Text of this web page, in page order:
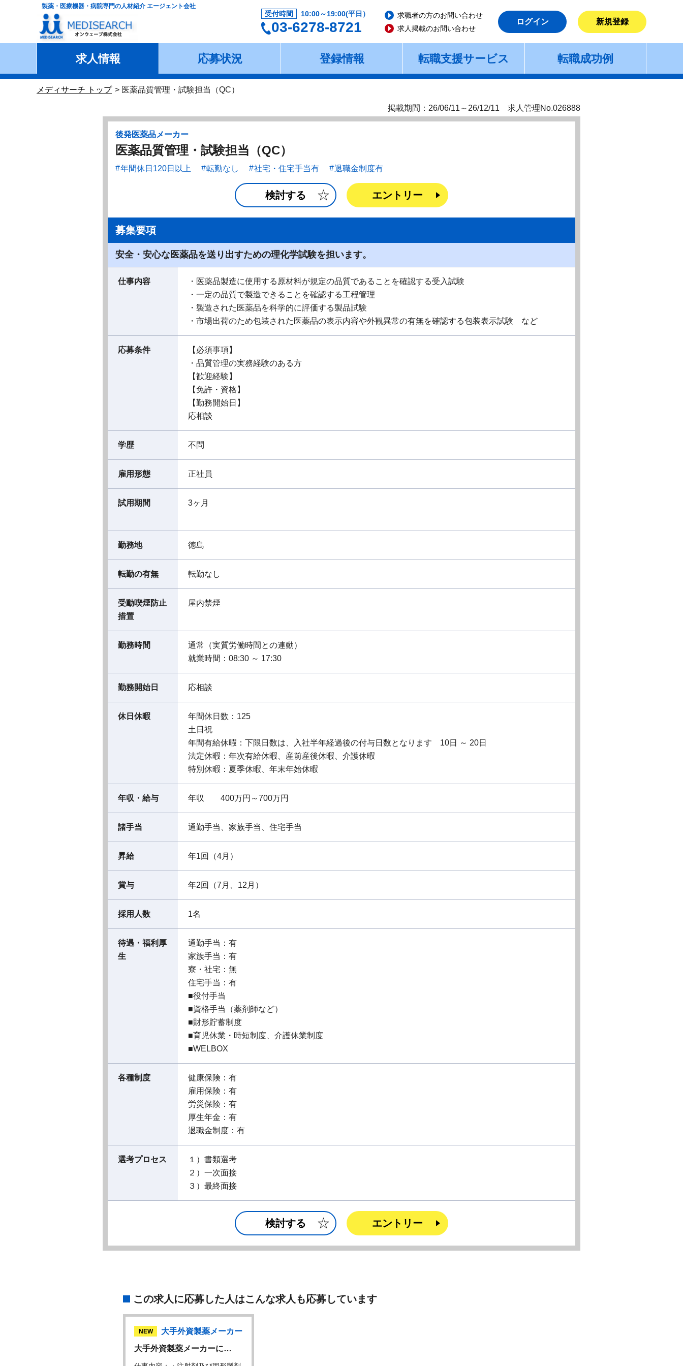
製薬・医療機器・病院専門の人材紹介 エージェント会社
受付時間 10:00～19:00(平日）
03-6278-8721
求職者の方のお問い合わせ
求人掲載のお問い合わせ
ログイン 新規登録
求人情報 応募状況 登録情報 転職支援サービス 転職成功例
メディサーチ トップ 医薬品質管理・試験担当（QC）
掲載期間：26/06/11～26/12/11 求人管理No.026888
後発医薬品メーカー
医薬品質管理・試験担当（QC）
年間休日120日以上 転勤なし 社宅・住宅手当有 退職金制度有
検討する エントリー
募集要項
安全・安心な医薬品を送り出すための理化学試験を担います。
仕事内容
・医薬品製造に使用する原材料が規定の品質であることを確認する受入試験
・一定の品質で製造できることを確認する工程管理
・製造された医薬品を科学的に評価する製品試験
・市場出荷のため包装された医薬品の表示内容や外観異常の有無を確認する包装表示試験 など
応募条件
【必須事項】
・品質管理の実務経験のある方
【歓迎経験】
【免許・資格】
【勤務開始日】
応相談
学歴 不問
雇用形態 正社員
試用期間 3ヶ月
勤務地 徳島
転勤の有無 転勤なし
受動喫煙防止
措置
屋内禁煙
勤務時間
通常（実質労働時間との連動）
就業時間：08:30 ～ 17:30
勤務開始日 応相談
休日休暇
年間休日数：125
土日祝
年間有給休暇：下限日数は、入社半年経過後の付与日数となります 10日 ～ 20日
法定休暇：年次有給休暇、産前産後休暇、介護休暇
特別休暇：夏季休暇、年末年始休暇
年収・給与 年収 400万円～700万円
諸手当 通勤手当、家族手当、住宅手当
昇給 年1回（4月）
賞与 年2回（7月、12月）
採用人数 1名
待遇・福利厚
生
通勤手当：有
家族手当：有
寮・社宅：無
住宅手当：有
■役付手当
■資格手当（薬剤師など）
■財形貯蓄制度
■育児休業・時短制度、介護休業制度
■WELBOX
各種制度
健康保険：有
雇用保険：有
労災保険：有
厚生年金：有
退職金制度：有
選考プロセス
１）書類選考
２）一次面接
３）最終面接
検討する エントリー
この求人に応募した人はこんな求人も応募しています
NEW
大手外資製薬メーカー
大手外資製薬メーカーに…